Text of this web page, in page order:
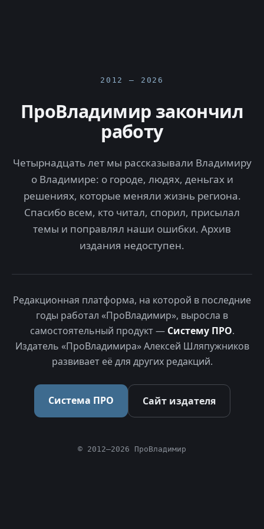
2012 — 2026
ПроВладимир закончил
работу
Четырнадцать лет мы рассказывали Владимиру
о Владимире: о городе, людях, деньгах и
решениях, которые меняли жизнь региона.
Спасибо всем, кто читал, спорил, присылал
темы и поправлял наши ошибки. Архив
издания недоступен.
Редакционная платформа, на которой в последние
годы работал «ПроВладимир», выросла в
самостоятельный продукт — Систему ПРО.
Издатель «ПроВладимира» Алексей Шляпужников
развивает её для других редакций.
Система ПРО Сайт издателя
© 2012–2026 ПроВладимир